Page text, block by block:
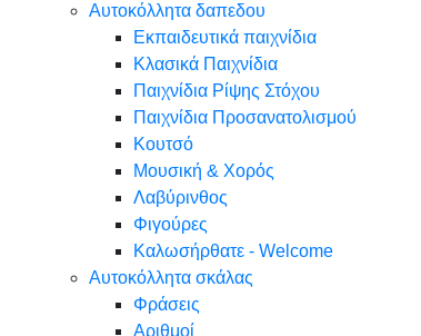
Αυτοκόλλητα δαπεδου
Εκπαιδευτικά παιχνίδια
Κλασικά Παιχνίδια
Παιχνίδια Ρίψης Στόχου
Παιχνίδια Προσανατολισμού
Κουτσό
Μουσική & Χορός
Λαβύρινθος
Φιγούρες
Καλωσήρθατε - Welcome
Αυτοκόλλητα σκάλας
Φράσεις
Αριθμοί